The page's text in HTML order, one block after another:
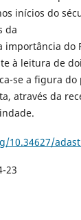
inícios do
da
importância
à leitura de
se a figura
através da
10.34627/
23